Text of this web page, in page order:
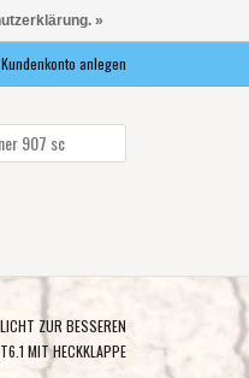
anlegen
um
ZUR BESSEREN
MIT HECKKLAPPE
»